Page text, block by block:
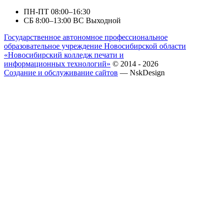
ПН-ПТ 08:00–16:30
CБ 8:00–13:00 ВС Выходной
Государственное автономное профессиональное
образовательное учреждение Новосибирской области
«Новосибирский колледж печати и
информационных технологий» © 2014 - 2026
Создание и обслуживание сайтов — NskDesign